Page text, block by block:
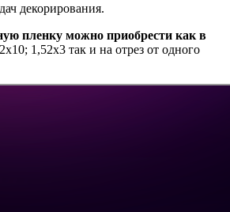
декорирования.
пленку можно приобрести как в
1,52x3 так и на отрез от одного